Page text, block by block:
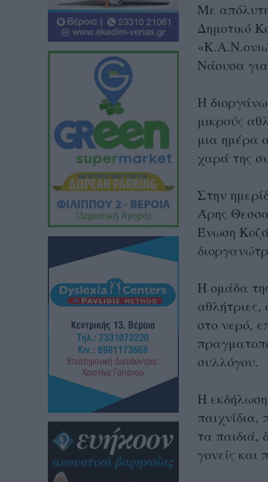
Με
Δημοτικό
Νάουσα
Η
μικρούς
μια ημέρα
χαρά της
Στην
Άρης
Ένωση
Η ομάδα
αθλήτριες,
στο νερό,
συλλόγου.
Η
τα παιδιά,
γονείς και